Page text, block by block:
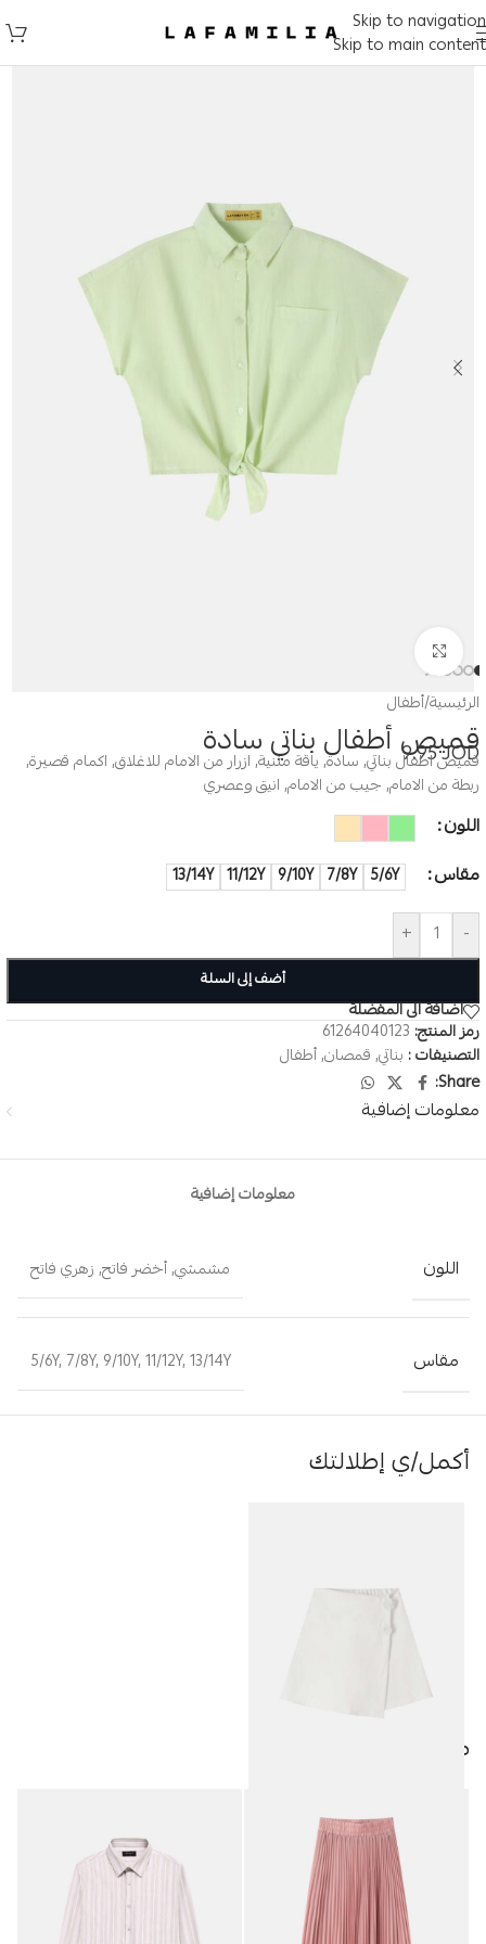
Skip to navigation
Skip to main content
الرئيسية/أطفال
قميص أطفال بناتي سادة
9.95JOD
قميص اطفال بناتي, سادة, ياقة مثنية, ازرار من الامام للاغلاق, اكمام قصيرة,
ربطة من الامام, جيب من الامام, انيق وعصري
اللون
مقاس
5/6Y
7/8Y
9/10Y
11/12Y
13/14Y
-
+
أضف إلى السلة
اضافة الى المفضلة
رمز المنتج: 61264040123
التصنيفات : بناتي, قمصان,أطفال
Share:
معلومات إضافية
معلومات إضافية
اللون مشمشي,أخضر فاتح, زهري فاتح
مقاس 5/6Y, 7/8Y, 9/10Y, 11/12Y, 13/14Y
أكمل/ي إطلالتك
تنورة-شورت أطفال بناتي سادة
منتجات مميزة